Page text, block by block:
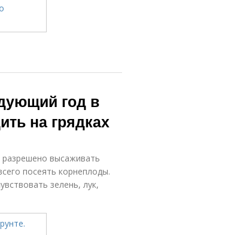
год в
на грядках
высаживать
посеять корнеплоды.
зелень, лук,